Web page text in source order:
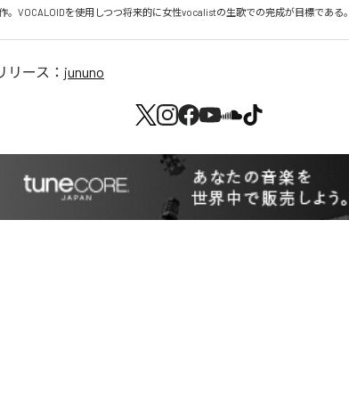
。VOCALOIDを使用しつつ将来的に女性vocalistの生歌での完成が目標である。
リース： jununo